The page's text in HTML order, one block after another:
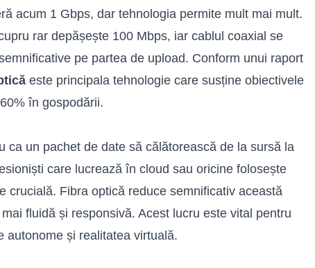
acum 1 Gbps, dar tehnologia permite mult mai mult.
rar depășește 100 Mbps, iar cablul coaxial se
pe partea de upload. Conform unui raport
este principala tehnologie care susține obiectivele
în gospodării.
ca un pachet de date să călătorească de la sursă la
care lucrează în cloud sau oricine folosește
crucială. Fibra optică reduce semnificativ această
fluidă și responsivă. Acest lucru este vital pentru
autonome și realitatea virtuală.